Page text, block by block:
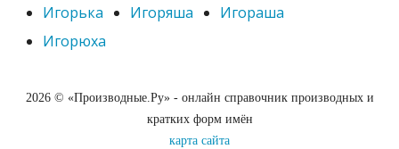
Игорька Игоряша
Игораша
Игорюха
2026 © «Производные.Ру» - онлайн справочник производных и
кратких форм имён
карта сайта